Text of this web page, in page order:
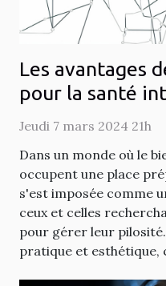
Les avantages
pour la santé
Jeudi 7 mars 2024 21h
Dans un monde où le
occupent une place
s'est imposée comme
ceux et celles
pour gérer leur
pratique et esthétique,